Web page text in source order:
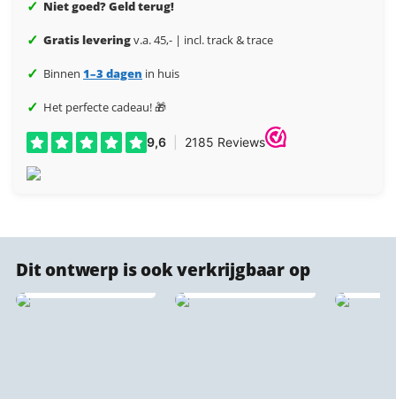
✓ Niet goed? Geld terug!
✓ Gratis leveringv.a. 45,- | incl. track & trace
✓ Binnen 1–3 dagen in huis
✓ Het perfecte cadeau! 🎁
Dit ontwerp is ook verkrijgbaar op
PET Vilt Stadsprint 🔇